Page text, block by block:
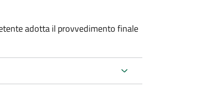
adotta il provvedimento finale